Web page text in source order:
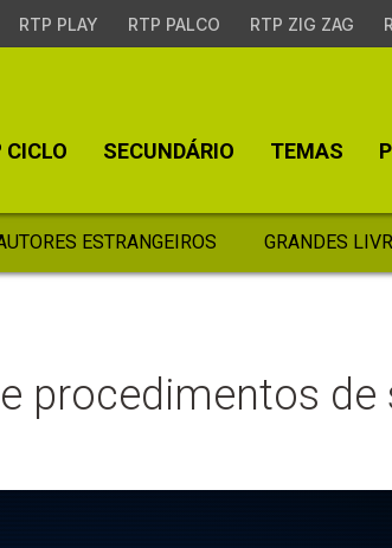
RTP PLAY RTP PALCO RTP ZIG ZAG
CICLO SECUNDÁRIO TEMAS
ESTRANGEIROS GRANDES
procedimentos de